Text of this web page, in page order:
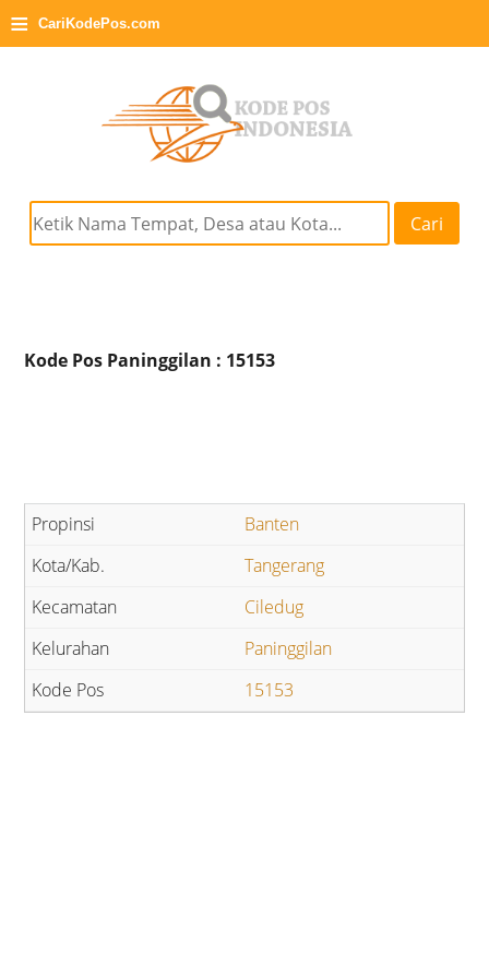
≡ CariKodePos.com
Cari
Kode Pos Paninggilan : 15153
Banten
Tangerang
Ciledug
Paninggilan
15153